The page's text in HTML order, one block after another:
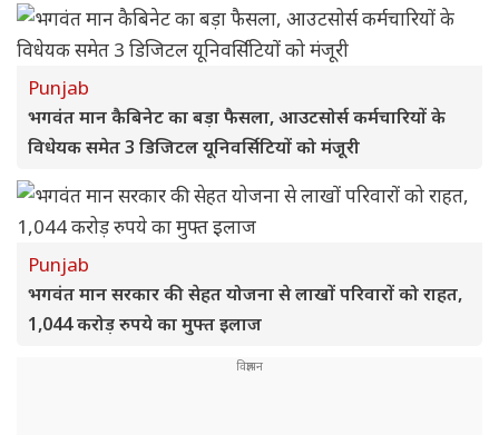
Punjab
भगवंत मान कैबिनेट का बड़ा फैसला, आउटसोर्स कर्मचारियों के
विधेयक समेत 3 डिजिटल यूनिवर्सिटियों को मंजूरी
Punjab
भगवंत मान सरकार की सेहत योजना से लाखों परिवारों को राहत,
1,044 करोड़ रुपये का मुफ्त इलाज